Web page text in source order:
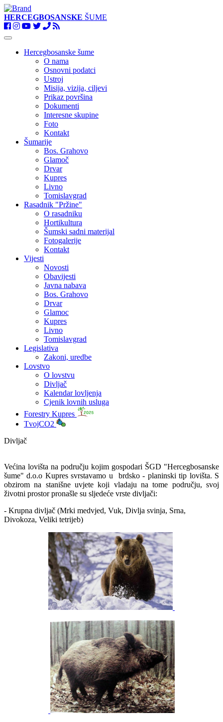
HERCEGBOSANSKE ŠUME
Toggle
navigationHercegbosanske šume
O nama
Osnovni podatci
Ustroj
Misija, vizija, ciljevi
Prikaz površina
Dokumenti
Interesne skupine
Foto
Kontakt
Šumarije
Bos. Grahovo
Glamoč
Drvar
Kupres
Livno
Tomislavgrad
Rasadnik "Pržine"
O rasadniku
Hortikultura
Šumski sadni materijal
Fotogalerije
Kontakt
Vijesti
Novosti
Obavijesti
Javna nabava
Bos. Grahovo
Drvar
Glamoc
Kupres
Livno
Tomislavgrad
Legislativa
Zakoni, uredbe
Lovstvo
O lovstvu
Divljač
Kalendar lovljenja
Cjenik lovnih usluga
Forestry Kupres
TvojCO2
Divljač
Većina lovišta na području kojim gospodari ŠGD "Hercegbosanske
šume" d.o.o Kupres svrstavamo u brdsko - planinski tip lovišta. S
obzirom na stanišne uvjete koji vladaju na tome području, svoj
životni prostor pronašle su sljedeće vrste divljači:
- Krupna divljač (Mrki medvjed, Vuk, Divlja svinja, Srna,
Divokoza, Veliki tetrijeb)